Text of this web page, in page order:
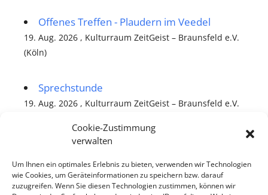
Cookie-Zustimmung
verwalten
Um Ihnen ein optimales Erlebnis zu bieten, verwenden wir Technologien
wie Cookies, um Geräteinformationen zu speichern bzw. darauf
zuzugreifen. Wenn Sie diesen Technologien zustimmen, können wir
Offenes Treffen - Plaudern im Veedel
19. Aug. 2026 , Kulturraum ZeitGeist – Braunsfeld e.V.
(Köln)
Sprechstunde
19. Aug. 2026 , Kulturraum ZeitGeist – Braunsfeld e.V.